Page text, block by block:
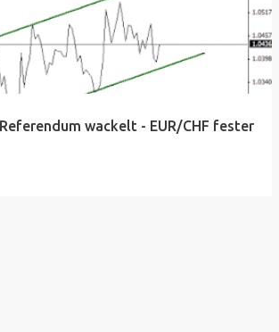
wackelt - EUR/CHF fester